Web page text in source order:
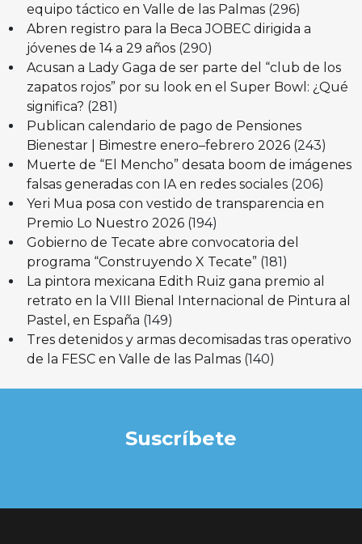
equipo táctico en Valle de las Palmas (296)
Abren registro para la Beca JOBEC dirigida a
jóvenes de 14 a 29 años (290)
Acusan a Lady Gaga de ser parte del “club de los
zapatos rojos” por su look en el Super Bowl: ¿Qué
significa? (281)
Publican calendario de pago de Pensiones
Bienestar | Bimestre enero–febrero 2026 (243)
Muerte de “El Mencho” desata boom de imágenes
falsas generadas con IA en redes sociales (206)
Yeri Mua posa con vestido de transparencia en
Premio Lo Nuestro 2026 (194)
Gobierno de Tecate abre convocatoria del
programa “Construyendo X Tecate” (181)
La pintora mexicana Edith Ruiz gana premio al
retrato en la VIII Bienal Internacional de Pintura al
Pastel, en España (149)
Tres detenidos y armas decomisadas tras operativo
de la FESC en Valle de las Palmas (140)
Suscríbete